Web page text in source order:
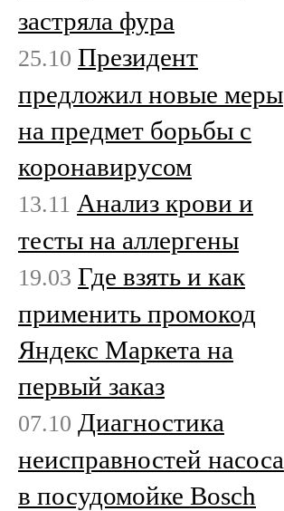
застряла фура
25.10 Президент
предложил новые меры
на предмет борьбы с
коронавирусом
13.11 Анализ крови и
тесты на аллергены
19.03 Где взять и как
применить промокод
Яндекс Маркета на
первый заказ
07.10 Диагностика
неисправностей насоса
в посудомойке Bosch